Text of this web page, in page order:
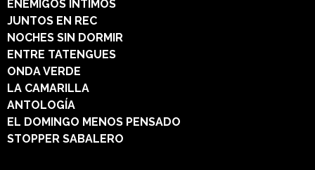
ENEMIGOS INTIMOS
JUNTOS EN REC
NOCHES SIN DORMIR
ENTRE TATENGUES
ONDA VERDE
LA CAMARILLA
ANTOLOGÍA
EL DOMINGO MENOS PENSADO
STOPPER SABALERO